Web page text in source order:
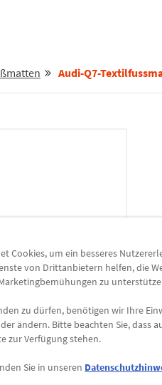
Audi-Q7-Textilfussmatten-Premium-Fuer-Hinten-Schwarz-
Cookies, um ein besseres
von Drittanbietern helfen, die
zu
zu dürfen, benötigen wir Ihre
ändern. Bitte beachten Sie, dass
zur Verfügung stehen.
Sie in unseren